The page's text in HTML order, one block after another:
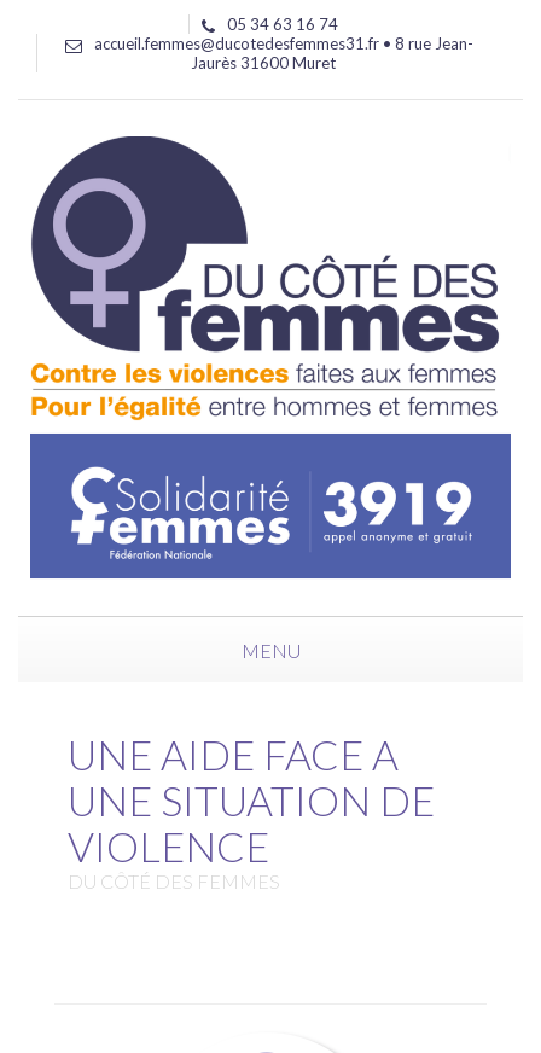
05 34 63 16 74
accueil.femmes@ducotedesfemmes31.fr • 8 rue Jean-
Jaurès 31600 Muret
MENU
UNE AIDE FACE A
UNE SITUATION DE
VIOLENCE
DU CÔTÉ DES FEMMES